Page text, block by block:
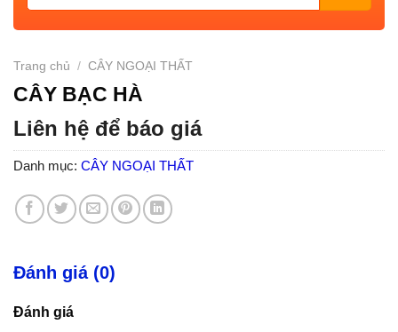
Trang chủ / CÂY NGOẠI THẤT
CÂY BẠC HÀ
Liên hệ để báo giá
Danh mục: CÂY NGOẠI THẤT
Đánh giá (0)
Đánh giá